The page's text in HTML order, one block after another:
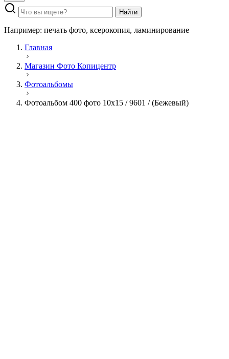
Найти
Например: печать фото, ксерокопия, ламинирование
Главная
Магазин Фото Копицентр
Фотоальбомы
Фотоальбом 400 фото 10х15 / 9601 / (Бежевый)